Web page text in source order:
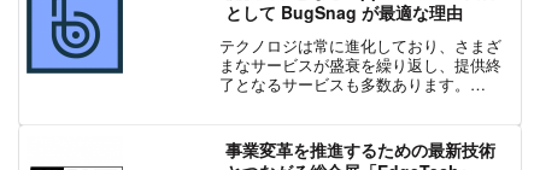
として BugSnag が最適な理由
テクノロジは常に進化しており、さまざ
まなサービスが盛衰を繰り返し、提供終
了となるサービスも多数あります。
することを発...
事業変革を推進するための最新技術